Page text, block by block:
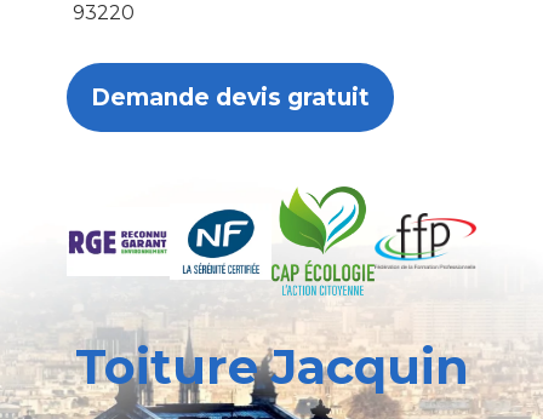
93220
Demande devis gratuit
Toiture Jacquin